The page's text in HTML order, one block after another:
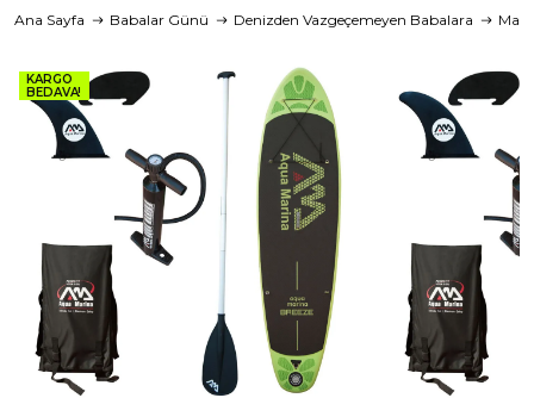
Ana Sayfa Babalar Günü Denizden Vazgeçemeyen Babalara
KARGO
BEDAVA!